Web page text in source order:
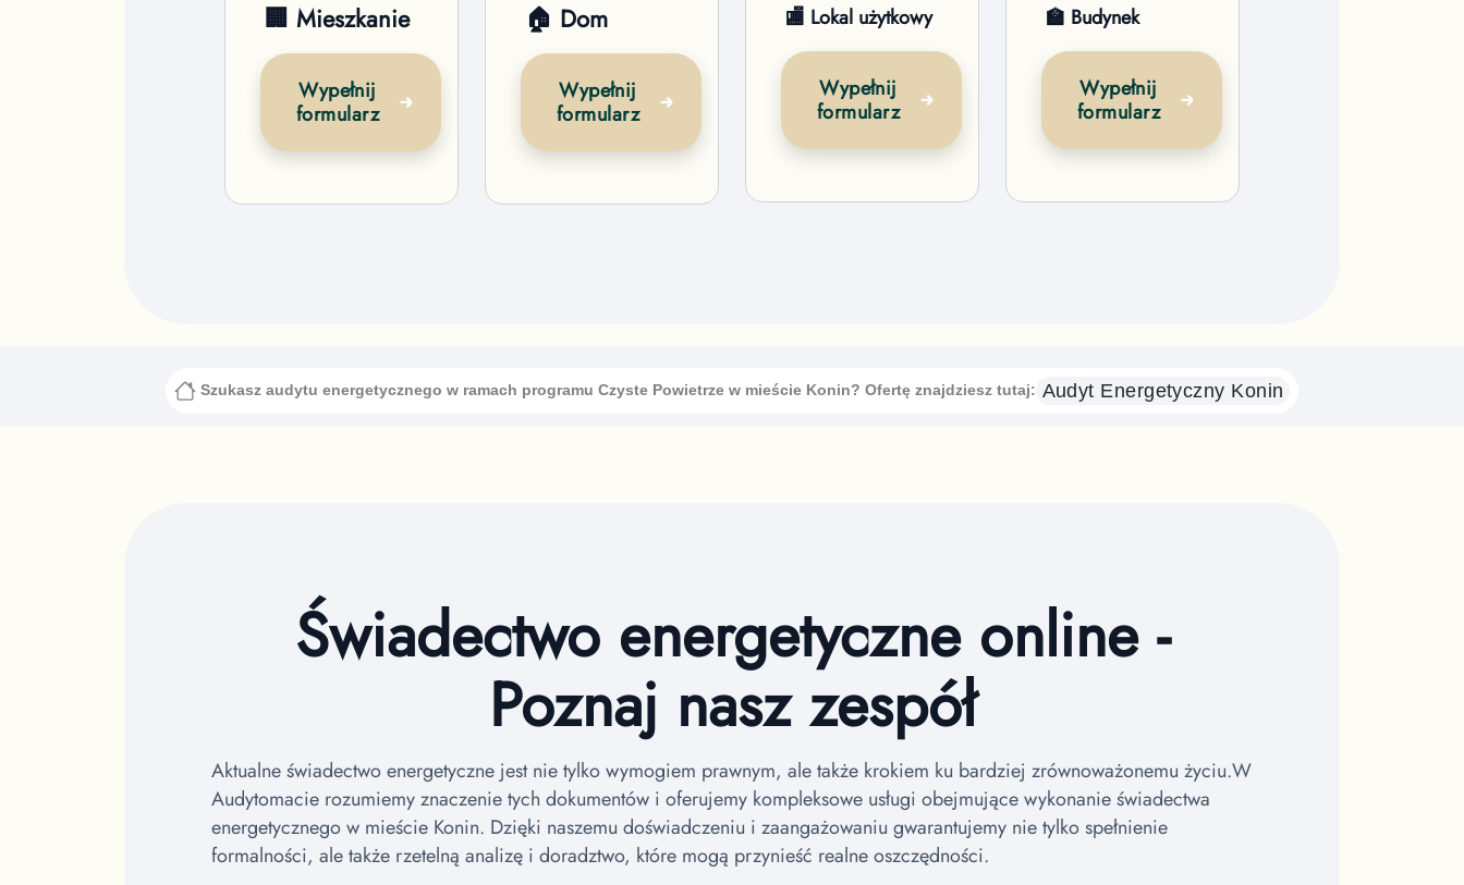
🏢 Mieszkanie
Wypełnij
formularz
🏠 Dom
Wypełnij
formularz
🏬 Lokal użytkowy
Wypełnij
formularz
🏫 Budynek
Wypełnij
formularz
Szukasz audytu energetycznego w ramach programu Czyste Powietrze w mieście Konin? Ofertę znajdziesz tutaj: Audyt Energetyczny Konin
Świadectwo energetyczne online -
Poznaj nasz zespół
Aktualne świadectwo energetyczne jest nie tylko wymogiem prawnym, ale także krokiem ku bardziej zrównoważonemu życiu.W
Audytomacie rozumiemy znaczenie tych dokumentów i oferujemy kompleksowe usługi obejmujące wykonanie świadectwa
energetycznego w mieście Konin. Dzięki naszemu doświadczeniu i zaangażowaniu gwarantujemy nie tylko spełnienie
formalności, ale także rzetelną analizę i doradztwo, które mogą przynieść realne oszczędności.